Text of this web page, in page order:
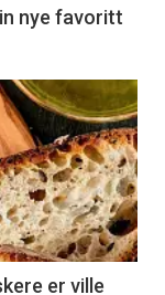
nye favoritt
er ville